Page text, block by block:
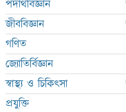
পদার্থবিজ্ঞান
জীববিজ্ঞান
গণিত
জ্যোতির্বিজ্ঞান
স্বাস্থ্য ও চিকিৎসা
প্রযুক্তি